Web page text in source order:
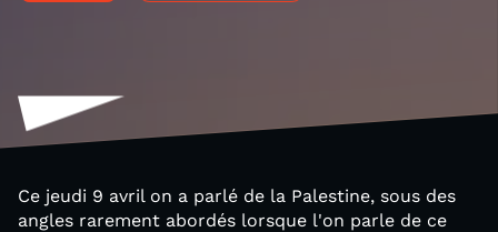
Ce jeudi 9 avril on a parlé de la Palestine, sous des
angles rarement abordés lorsque l'on parle de ce